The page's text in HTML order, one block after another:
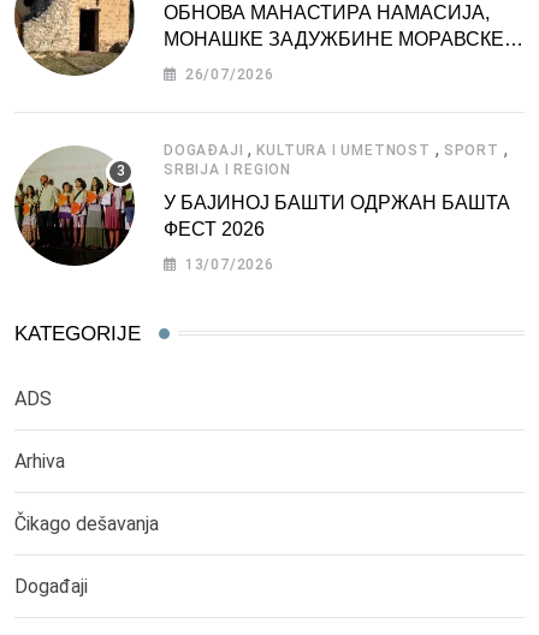
ОБНОВА МАНАСТИРА НАМАСИЈА,
МОНАШКЕ ЗАДУЖБИНЕ МОРАВСКЕ
СРБИЈЕ
26/07/2026
DOGAĐAJI ,KULTURA I UMETNOST , SPORT ,
SRBIJA I REGION
У БАЈИНОЈ БАШТИ ОДРЖАН БАШТА
ФЕСТ 2026
13/07/2026
KATEGORIJE
ADS
Arhiva
Čikago dešavanja
Događaji